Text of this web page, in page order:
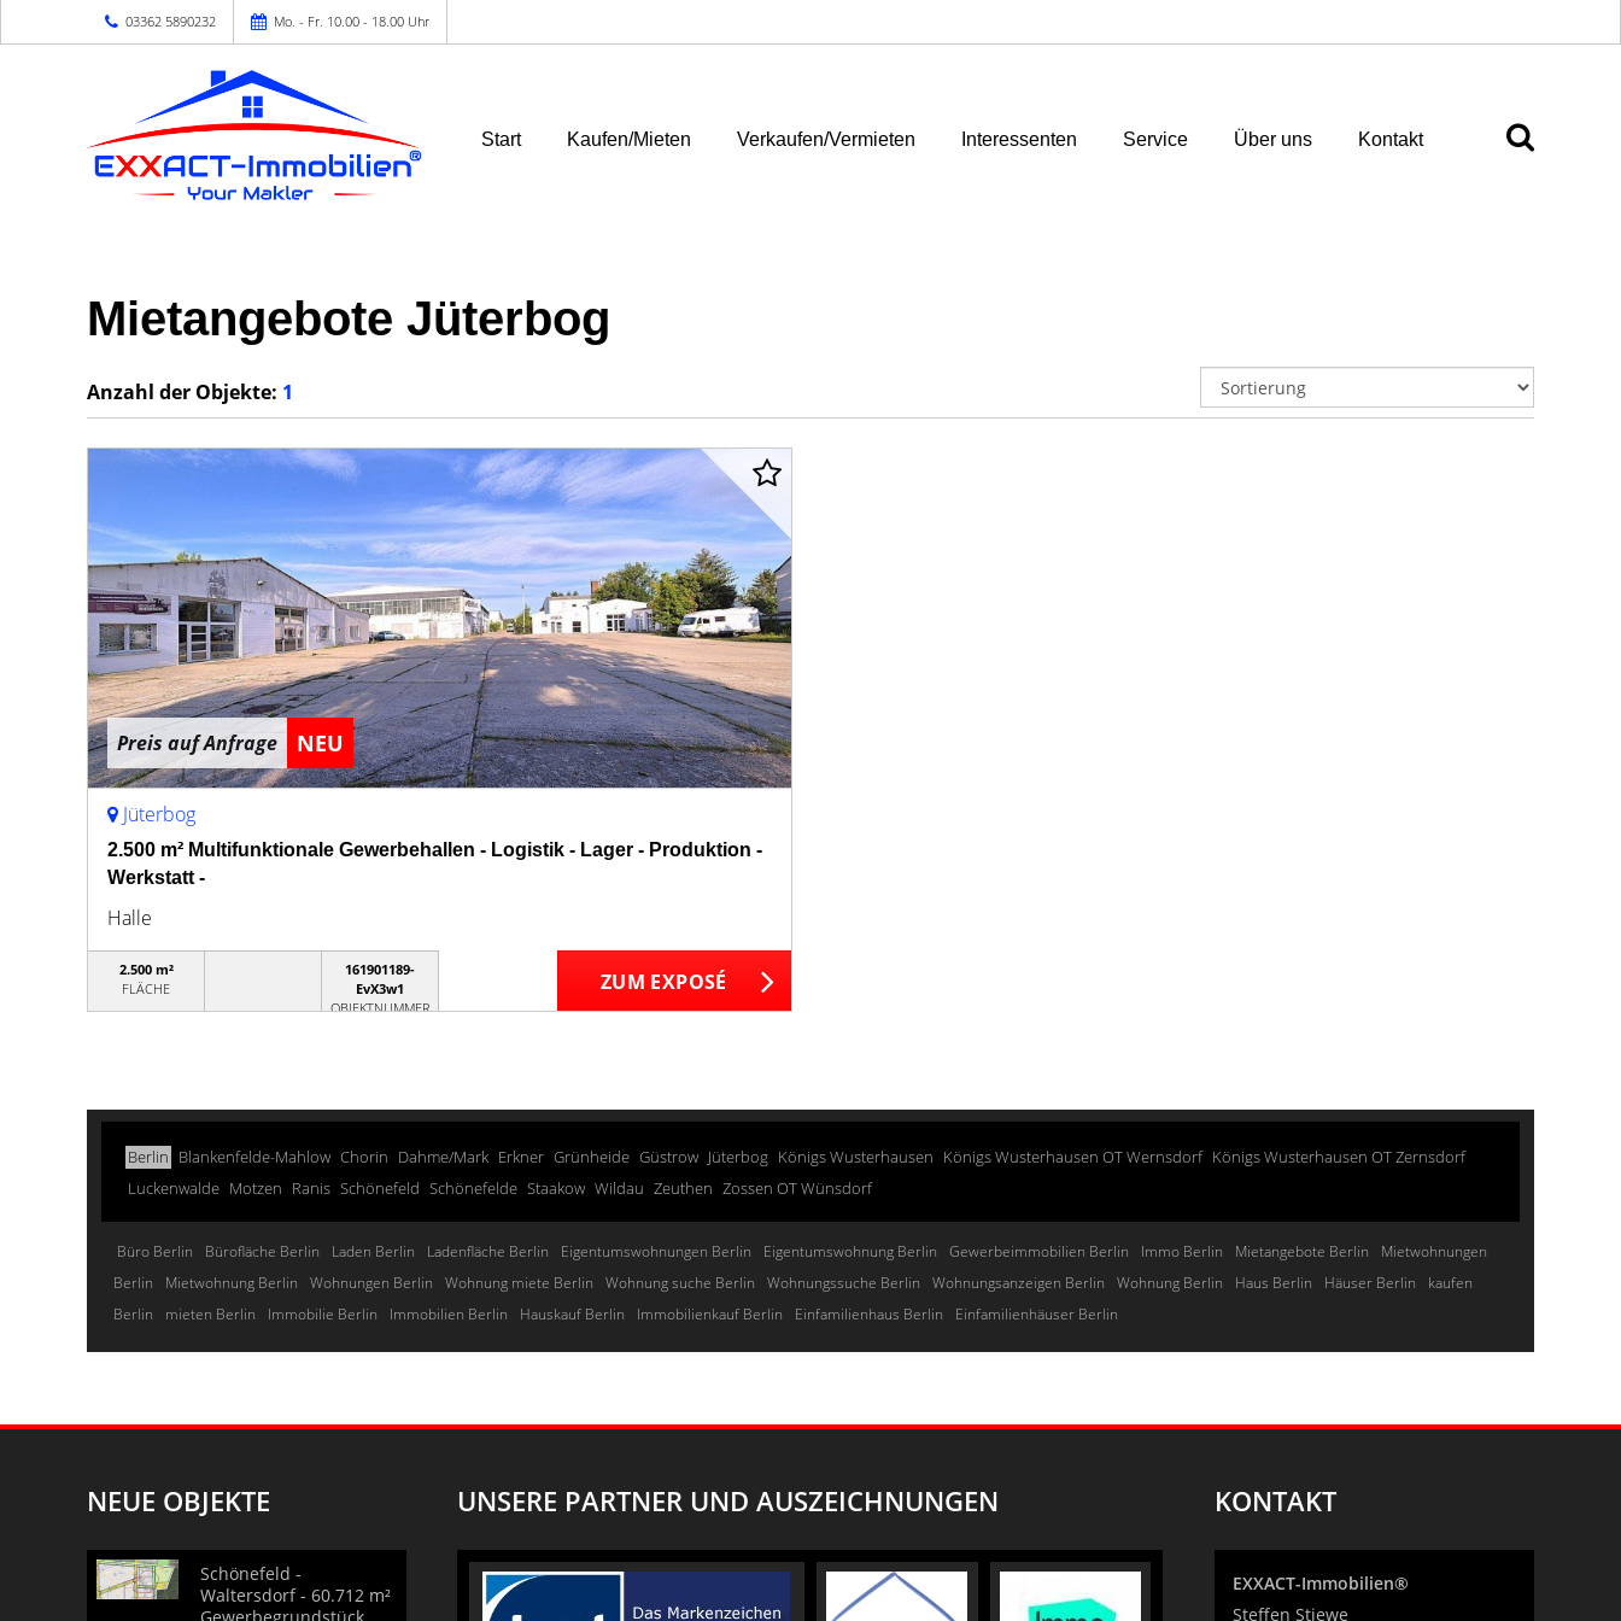
03362 5890232 Mo. - Fr. 10.00 - 18.00 Uhr
Start Kaufen/Mieten Verkaufen/Vermieten Interessenten Service Über uns Kontakt
Mietangebote Jüterbog
Anzahl der Objekte: 1
Preis auf Anfrage NEU
Jüterbog
2.500 m² Multifunktionale Gewerbehallen - Logistik - Lager - Produktion -
Werkstatt -
Halle
2.500 m²
FLÄCHE
161901189-
EvX3w1
OBJEKTNUMMER
ZUM EXPOSÉ
Berlin Blankenfelde-Mahlow Chorin Dahme/Mark Erkner Grünheide Güstrow Jüterbog Königs Wusterhausen Königs Wusterhausen OT Wernsdorf Königs Wusterhausen OT Zernsdorf
Luckenwalde Motzen Ranis Schönefeld Schönefelde Staakow Wildau Zeuthen Zossen OT Wünsdorf
Büro Berlin Bürofläche Berlin Laden Berlin Ladenfläche Berlin Eigentumswohnungen Berlin Eigentumswohnung Berlin Gewerbeimmobilien Berlin Immo Berlin Mietangebote Berlin
Mietwohnungen
Berlin
Mietwohnung Berlin Wohnungen Berlin Wohnung miete Berlin Wohnung suche Berlin Wohnungssuche Berlin Wohnungsanzeigen Berlin Wohnung Berlin Haus Berlin Häuser Berlin
kaufen
Berlin
mieten Berlin Immobilie Berlin Immobilien Berlin Hauskauf Berlin Immobilienkauf Berlin Einfamilienhaus Berlin Einfamilienhäuser Berlin
NEUE OBJEKTE
Schönefeld -
Waltersdorf - 60.712 m²
UNSERE PARTNER UND AUSZEICHNUNGEN KONTAKT
EXXACT-Immobilien®
Steffen Stiewe